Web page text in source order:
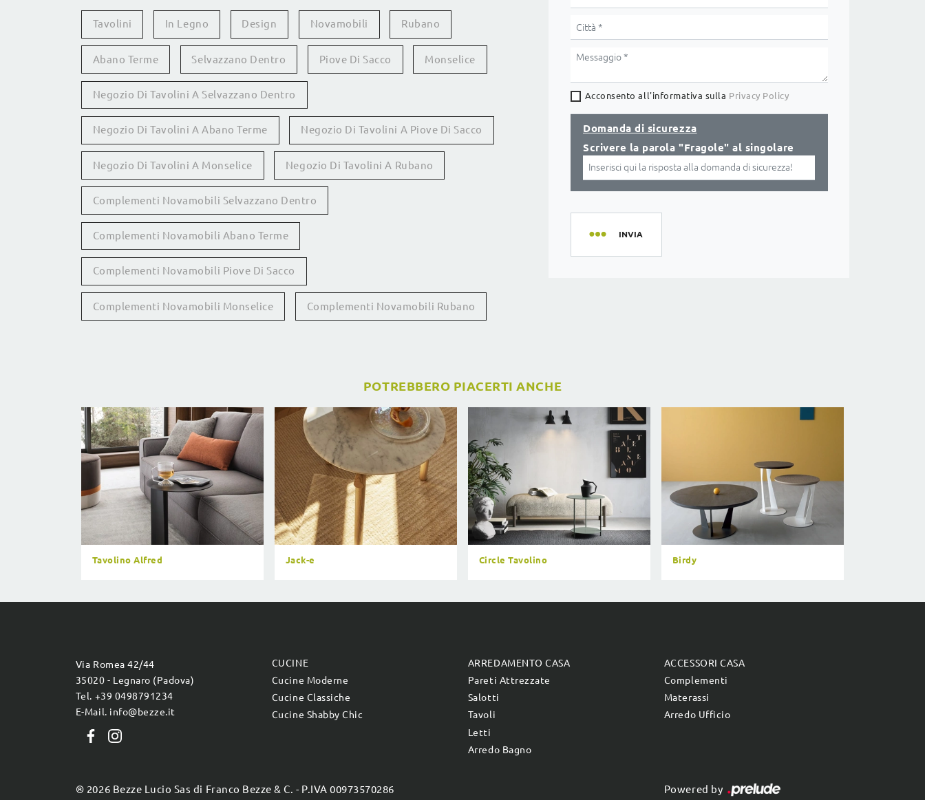
Tavolini In Legno Design Novamobili Rubano
Abano Terme Selvazzano Dentro Piove Di Sacco Monselice
Negozio Di Tavolini A Selvazzano Dentro
Negozio Di Tavolini A Abano Terme Negozio Di Tavolini A Piove Di Sacco
Negozio Di Tavolini A Monselice Negozio Di Tavolini A Rubano
Complementi Novamobili Selvazzano Dentro
Complementi Novamobili Abano Terme
Complementi Novamobili Piove Di Sacco
Complementi Novamobili Monselice Complementi Novamobili Rubano
Acconsento all'informativa sulla Privacy Policy
Domanda di sicurezza
Scrivere la parola "Fragole" al singolare
INVIA
POTREBBERO PIACERTI ANCHE
Tavolino Alfred Jack-e Circle Tavolino Birdy
Via Romea 42/44
35020 - Legnaro (Padova)
Tel. +39 0498791234
E-Mail. info@bezze.it
CUCINE
Cucine Moderne
Cucine Classiche
Cucine Shabby Chic
ARREDAMENTO CASA
Pareti Attrezzate
Salotti
Tavoli
Letti
Arredo Bagno
ACCESSORI CASA
Complementi
Materassi
Arredo Ufficio
® 2026 Bezze Lucio Sas di Franco Bezze & C. - P.IVA 00973570286 Powered by